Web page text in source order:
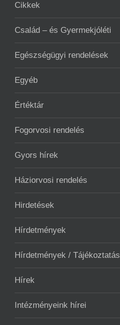
Cikkek
Család – és Gyermekjóléti
Egészségügyi rendelések
Egyéb
Értéktár
Fogorvosi rendelés
Gyors hírek
Háziorvosi rendelés
Hirdetések
Hírdetmények
Hírdetmények / Tájékoztatás
Hírek
Intézményeink hírei